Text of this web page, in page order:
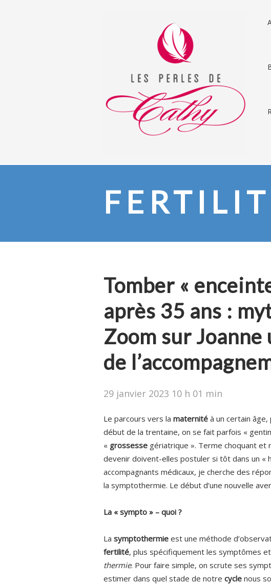
Tomber «
après 35 ans :
Zoom sur
de
29 janvier 2023 10 h 01 min
Le parcours vers la maternité à un certain
début de la trentaine, on se fait parfois «
« grossesse gériatrique ». Terme choquant
devenir doivent-elles postuler si tôt dans un «
accompagnants médicaux, je cherche des
la symptothermie. Le début d’une nouvelle
La « sympto » – quoi ?
La symptothermie est une méthode
fertilité, plus spécifiquement les symptômes
thermie. Pour faire simple, on scrute ses
estimer dans quel stade de notre cycle nous